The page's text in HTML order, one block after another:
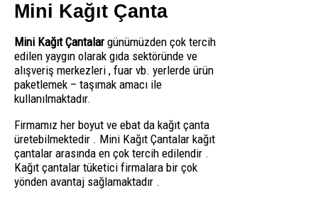
Mini Kağıt Çanta
Mini Kağıt Çantalargünümüzden çok tercih
edilen yaygın olarak gıda sektöründe ve
alışveriş merkezleri , fuar vb. yerlerde ürün
paketlemek – taşımak amacı ile
kullanılmaktadır.
Firmamız her boyut ve ebat da kağıt çanta
üretebilmektedir . Mini Kağıt Çantalar kağıt
çantalar arasında en çok tercih edilendir .
Kağıt çantalar tüketici firmalara bir çok
yönden avantaj sağlamaktadır .